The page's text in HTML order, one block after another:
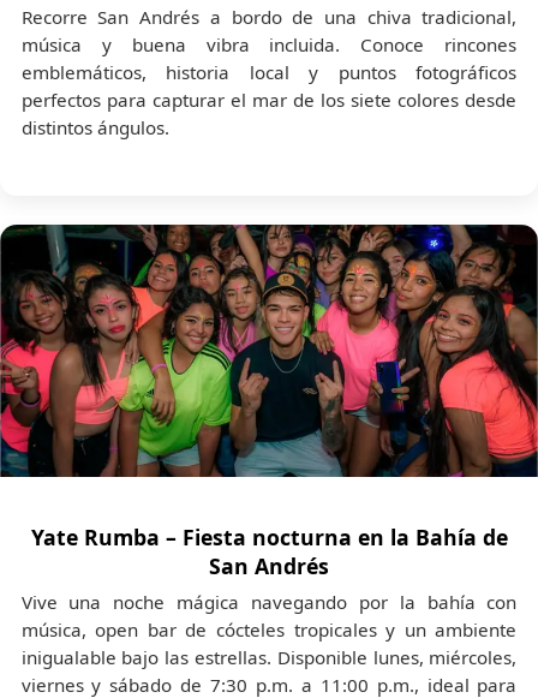
Recorre San Andrés a bordo de una chiva tradicional,
música y buena vibra incluida. Conoce rincones
emblemáticos, historia local y puntos fotográficos
perfectos para capturar el mar de los siete colores desde
distintos ángulos.
Yate Rumba – Fiesta nocturna en la Bahía de
San Andrés
Vive una noche mágica navegando por la bahía con
música, open bar de cócteles tropicales y un ambiente
inigualable bajo las estrellas. Disponible lunes, miércoles,
viernes y sábado de 7:30 p.m. a 11:00 p.m., ideal para